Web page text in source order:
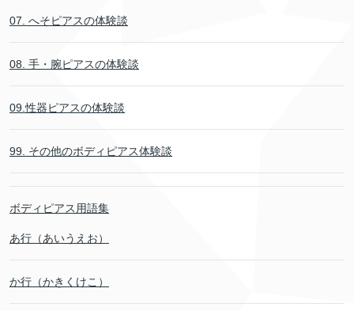
07. へそピアスの体験談
08. 手・腕ピアスの体験談
09.性器ピアスの体験談
99. その他のボディピアス体験談
ボディピアス用語集
あ行（あいうえお）
か行（かきくけこ）